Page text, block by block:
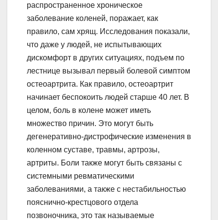
распространенное хроническое
заболевание коленей, поражает, как
правило, сам хрящ. Исследования показали,
что даже у людей, не испытывающих
дискомфорт в других ситуациях, подъем по
лестнице вызывал первый болевой симптом
остеоартрита. Как правило, остеоартрит
начинает беспокоить людей старше 40 лет. В
целом, боль в колене может иметь
множество причин. Это могут быть
дегенеративно-дистрофические изменения в
коленном суставе, травмы, артрозы,
артриты. Боли также могут быть связаны с
системными ревматическими
заболеваниями, а также с нестабильностью
пояснично-крестцового отдела
позвоночника, это так называемые